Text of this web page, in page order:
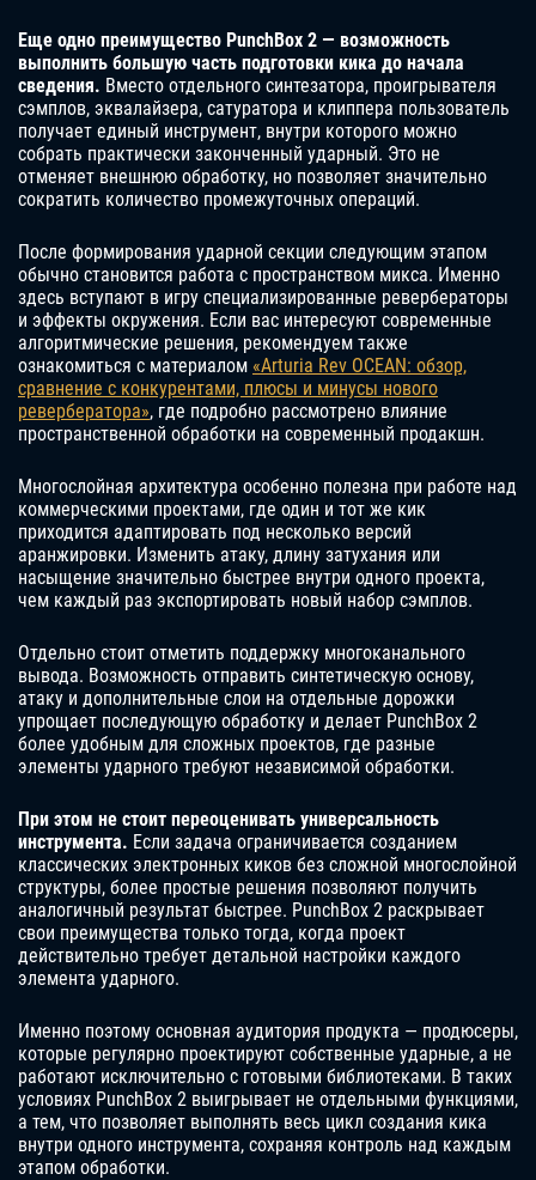
Еще одно преимущество PunchBox 2 — возможность
выполнить большую часть подготовки кика до начала
сведения. Вместо отдельного синтезатора, проигрывателя
сэмплов, эквалайзера, сатуратора и клиппера пользователь
получает единый инструмент, внутри которого можно
собрать практически законченный ударный. Это не
отменяет внешнюю обработку, но позволяет значительно
сократить количество промежуточных операций.
После формирования ударной секции следующим этапом
обычно становится работа с пространством микса. Именно
здесь вступают в игру специализированные ревербераторы
и эффекты окружения. Если вас интересуют современные
алгоритмические решения, рекомендуем также
ознакомиться с материалом «Arturia Rev OCEAN: обзор,
сравнение с конкурентами, плюсы и минусы нового
ревербератора», где подробно рассмотрено влияние
пространственной обработки на современный продакшн.
Многослойная архитектура особенно полезна при работе над
коммерческими проектами, где один и тот же кик
приходится адаптировать под несколько версий
аранжировки. Изменить атаку, длину затухания или
насыщение значительно быстрее внутри одного проекта,
чем каждый раз экспортировать новый набор сэмплов.
Отдельно стоит отметить поддержку многоканального
вывода. Возможность отправить синтетическую основу,
атаку и дополнительные слои на отдельные дорожки
упрощает последующую обработку и делает PunchBox 2
более удобным для сложных проектов, где разные
элементы ударного требуют независимой обработки.
При этом не стоит переоценивать универсальность
инструмента. Если задача ограничивается созданием
классических электронных киков без сложной многослойной
структуры, более простые решения позволяют получить
аналогичный результат быстрее. PunchBox 2 раскрывает
свои преимущества только тогда, когда проект
действительно требует детальной настройки каждого
элемента ударного.
Именно поэтому основная аудитория продукта — продюсеры,
которые регулярно проектируют собственные ударные, а не
работают исключительно с готовыми библиотеками. В таких
условиях PunchBox 2 выигрывает не отдельными функциями,
а тем, что позволяет выполнять весь цикл создания кика
внутри одного инструмента, сохраняя контроль над каждым
этапом обработки.